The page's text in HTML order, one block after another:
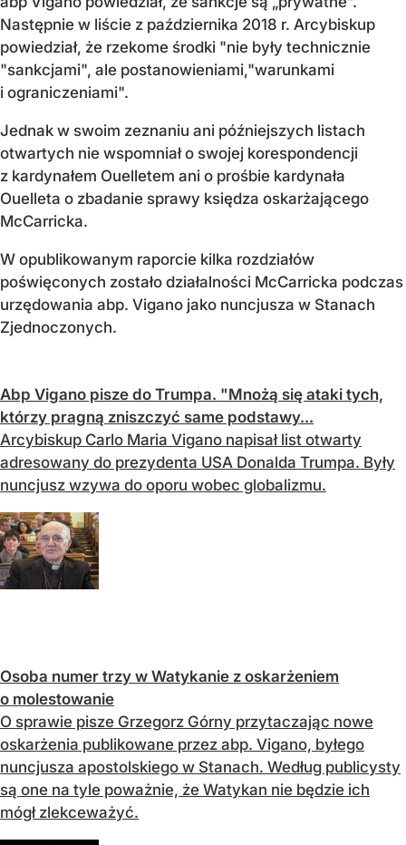
Następnie w liście z października 2018 r. Arcybiskup
powiedział, że rzekome środki "nie były technicznie
"sankcjami", ale postanowieniami,"warunkami
i ograniczeniami".
Jednak w swoim zeznaniu ani późniejszych listach
otwartych nie wspomniał o swojej korespondencji
z kardynałem Ouelletem ani o prośbie kardynała
Ouelleta o zbadanie sprawy księdza oskarżającego
McCarricka.
W opublikowanym raporcie kilka rozdziałów
poświęconych zostało działalności McCarricka podczas
urzędowania abp. Vigano jako nuncjusza w Stanach
Zjednoczonych.
Abp Vigano pisze do Trumpa. "Mnożą się ataki tych,
którzy pragną zniszczyć same podstawy...
Arcybiskup Carlo Maria Vigano napisał list otwarty
adresowany do prezydenta USA Donalda Trumpa. Były
nuncjusz wzywa do oporu wobec globalizmu.
Osoba numer trzy w Watykanie z oskarżeniem
o molestowanie
O sprawie pisze Grzegorz Górny przytaczając nowe
oskarżenia publikowane przez abp. Vigano, byłego
nuncjusza apostolskiego w Stanach. Według publicysty
są one na tyle poważnie, że Watykan nie będzie ich
mógł zlekceważyć.